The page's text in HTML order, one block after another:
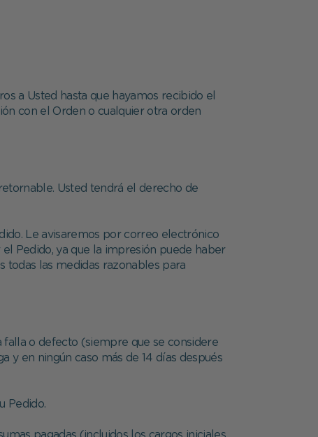
a Usted hasta que hayamos recibido el
con el Orden o cualquier otra orden
Usted tendrá el derecho de
Le avisaremos por correo electrónico
Pedido, ya que la impresión puede haber
todas las medidas razonables para
o defecto (siempre que se considere
y en ningún caso más de 14 días después
Pedido.